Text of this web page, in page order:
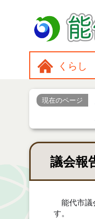
くらし
現在のページ
議会報
能代市議
す。